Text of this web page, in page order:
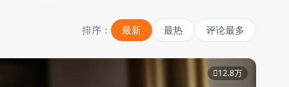
排序： 最新 最热 评论最多
12.8万